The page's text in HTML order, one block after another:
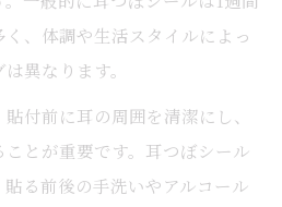
、体調や生活スタイルによっ
異なります。
付前に耳の周囲を清潔にし、
とが重要です。耳つぼシール
る前後の手洗いやアルコール